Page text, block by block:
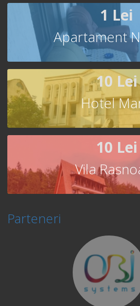
1 Lei
Apartament
10 Lei
Hotel
10 Lei
Vila
Parteneri